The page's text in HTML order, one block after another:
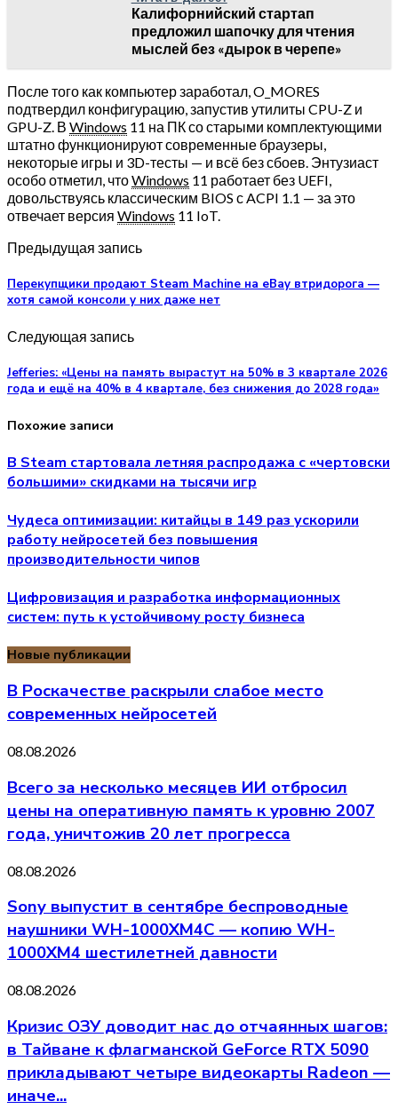
Калифорнийский стартап
предложил шапочку для чтения
мыслей без «дырок в черепе»
После того как компьютер заработал, O_MORES
подтвердил конфигурацию, запустив утилиты CPU-Z и
GPU-Z. В Windows 11 на ПК со старыми комплектующими
штатно функционируют современные браузеры,
некоторые игры и 3D-тесты — и всё без сбоев. Энтузиаст
особо отметил, чтоWindows 11 работает без UEFI,
довольствуясь классическим BIOS с ACPI 1.1 — за это
отвечает версия Windows 11 IoT.
Предыдущая запись
Перекупщики продают Steam Machine на eBay втридорога —
хотя самой консоли у них даже нет
Следующая запись
Jefferies: «Цены на память вырастут на 50% в 3 квартале 2026
года и ещё на 40% в 4 квартале, без снижения до 2028 года»
Похожие записи
В Steam стартовала летняя распродажа с «чертовски
большими» скидками на тысячи игр
Чудеса оптимизации: китайцы в 149 раз ускорили
работу нейросетей без повышения
производительности чипов
Цифровизация и разработка информационных
систем: путь к устойчивому росту бизнеса
Новые публикации
В Роскачестве раскрыли слабое место
современных нейросетей
08.08.2026
Всего за несколько месяцев ИИ отбросил
цены на оперативную память к уровню 2007
года, уничтожив 20 лет прогресса
08.08.2026
Sony выпустит в сентябре беспроводные
наушники WH-1000XM4C — копию WH-
1000XM4 шестилетней давности
08.08.2026
Кризис ОЗУ доводит нас до отчаянных шагов:
в Тайване к флагманской GeForce RTX 5090
прикладывают четыре видеокарты Radeon —
иначе...